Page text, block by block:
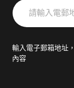
請
輸
郵
輸入電子郵箱地址
內容